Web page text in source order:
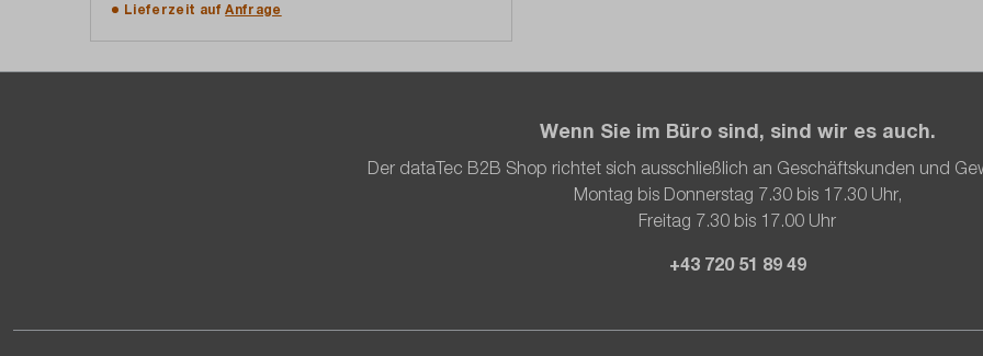
Lieferzeit aufAnfrage
Wenn Sie im Büro sind, sind wir es auch.
Der dataTec B2B Shop richtet sich ausschließlich an Geschäftskunden und
Montag bis Donnerstag 7.30 bis 17.30 Uhr,
Freitag 7.30 bis 17.00 Uhr
+43 720 51 89 49